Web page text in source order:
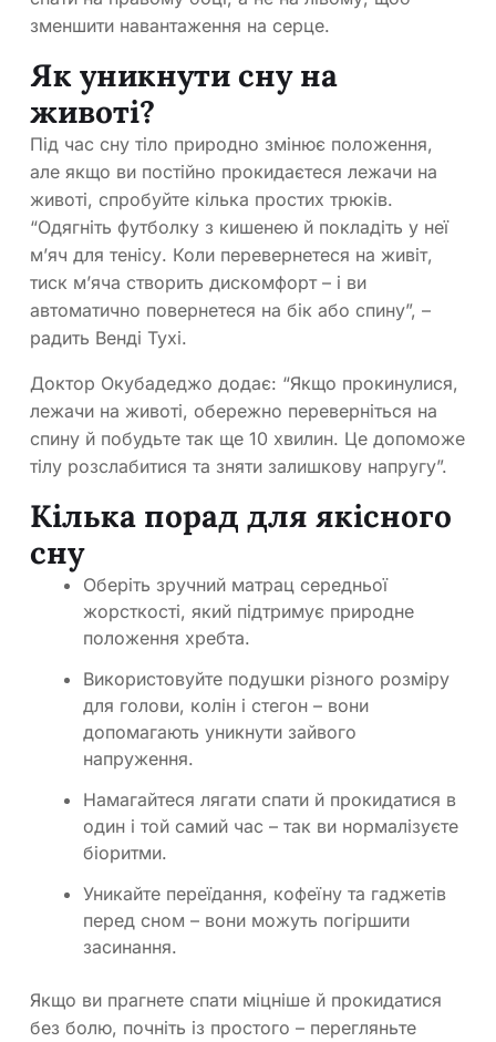
зменшити навантаження на серце.
Як уникнути сну на
животі?
Під час сну тіло природно змінює положення,
але якщо ви постійно прокидаєтеся лежачи на
животі, спробуйте кілька простих трюків.
“Одягніть футболку з кишенею й покладіть у неї
м’яч для тенісу. Коли перевернетеся на живіт,
тиск м’яча створить дискомфорт – і ви
автоматично повернетеся на бік або спину”, –
радить Венді Тухі.
Доктор Окубадеджо додає: “Якщо прокинулися,
лежачи на животі, обережно переверніться на
спину й побудьте так ще 10 хвилин. Це допоможе
тілу розслабитися та зняти залишкову напругу”.
Кілька порад для якісного
сну
Оберіть зручний матрац середньої
жорсткості, який підтримує природне
положення хребта.
Використовуйте подушки різного розміру
для голови, колін і стегон – вони
допомагають уникнути зайвого
напруження.
Намагайтеся лягати спати й прокидатися в
один і той самий час – так ви нормалізуєте
біоритми.
Уникайте переїдання, кофеїну та гаджетів
перед сном – вони можуть погіршити
засинання.
Якщо ви прагнете спати міцніше й прокидатися
без болю, почніть із простого – перегляньте